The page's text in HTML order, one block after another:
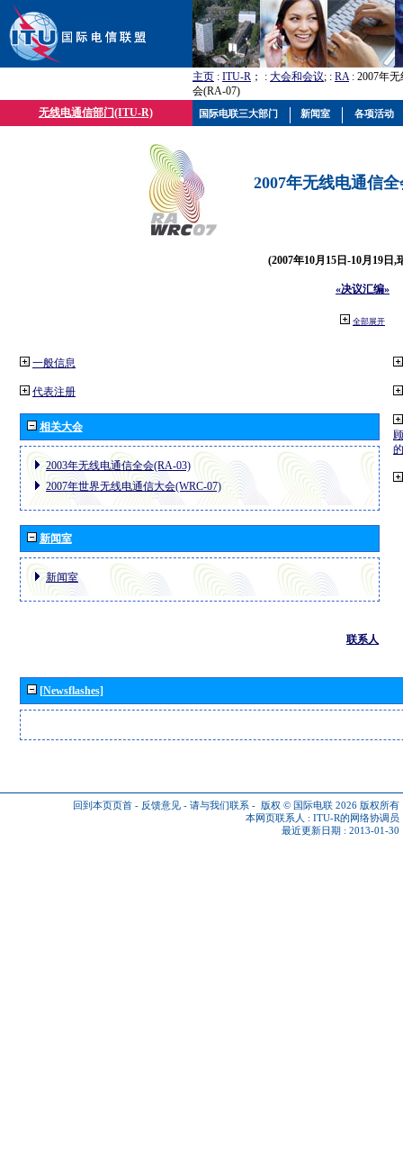
主页 : ITU-R ； : 大会和会议; : RA: 2007年
会(RA-07)
无线电通信部门(ITU-R)
2007年无线电通信
(2007年10月15日-10月19日,
«决议汇编»
全部展开
一般信息
代表注册
相关大会
2003年无线电通信全会(RA-03)
2007年世界无线电通信大会(WRC-07)
新闻室
新闻室
联系人
[Newsflashes]
回到本页页首 - 反馈意见 - 请与我们联系 - 版权 © 国际电联 2026 版权所有
本网页联系人 : ITU-R的网络协调员
最近更新日期 : 2013-01-30
国际电联三大部门 新闻室 各项活动